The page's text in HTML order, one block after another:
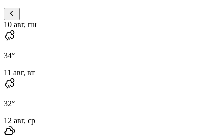
10 авг, пн
34°
11 авг, вт
32°
12 авг, ср